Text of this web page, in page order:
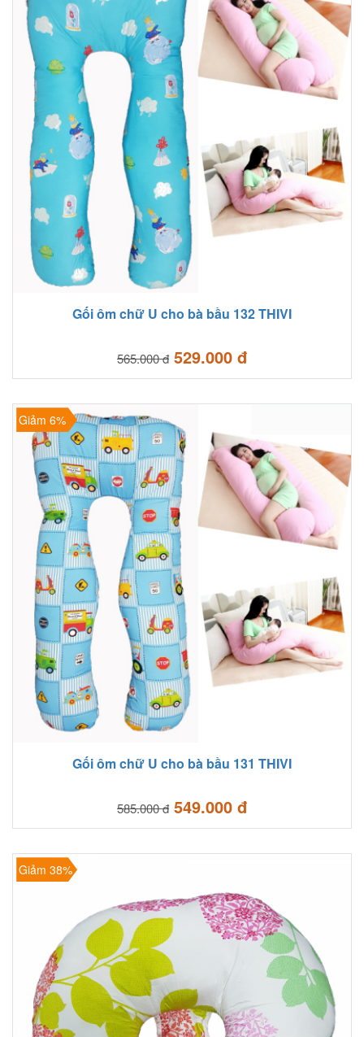
Gối ôm chữ U cho bà bầu 132 THIVI
565.000 đ529.000 đ
Giảm 6%
Gối ôm chữ U cho bà bầu 131 THIVI
585.000 đ549.000 đ
Giảm 38%